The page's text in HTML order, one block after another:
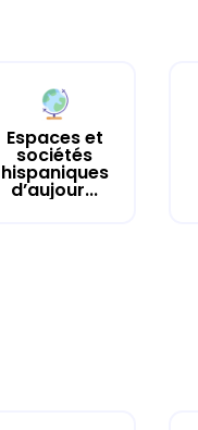
Espaces et
sociétés
hispaniques
d’aujour...